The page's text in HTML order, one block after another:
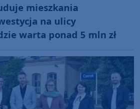
mieszkania
na ulicy
warta ponad 5 mln zł